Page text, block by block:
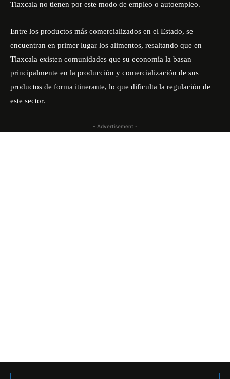
Tlaxcala no tienen por este modo de empleo o autoempleo.
Entre los productos más comercializados en el Estado, se
encuentran en primer lugar los alimentos, resaltando que en
Tlaxcala existen comunidades que su economía la basan
principalmente en la producción y comercialización de sus
productos de forma itinerante, lo que dificulta la regulación de
este sector.
- Advertisement -